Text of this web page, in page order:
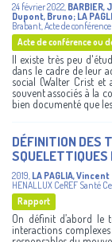
24 février 2022,
Dupont, Bruno; LA
Brabant,Acte de
Acte de conférence ou
Il existe très peu
dans le cadre de leur
social (Walter Crist et
souvent associés à la
bien documenté que
DÉFINITION DES
SQUELETTIQUES
2019, LA PAGLIA, Vincent
HENALLUX CeREF Santé
Rapport
On définit d’abord le
interactions